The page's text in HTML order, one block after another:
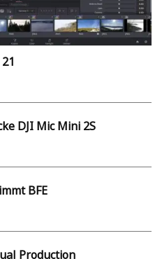
DJI Mic Mini 2S
BFE
Production